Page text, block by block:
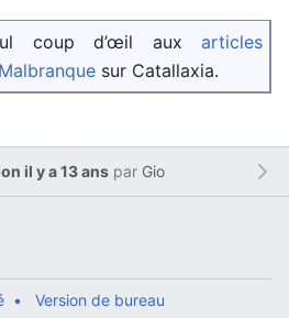
coup d’œil aux articles
sur Catallaxia.
il y a 13 anspar Gio
Version de bureau